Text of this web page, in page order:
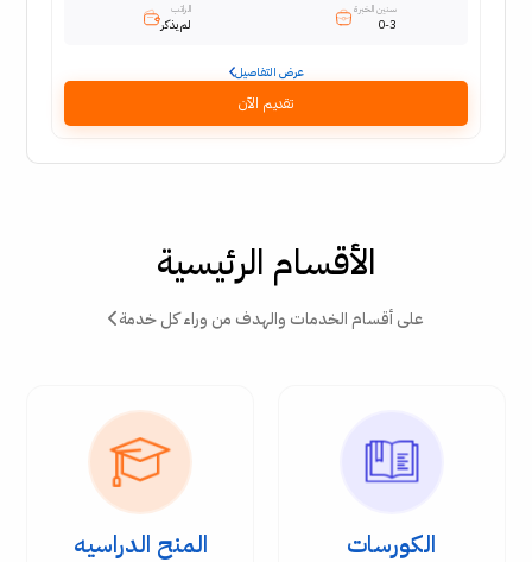
سنين الخبرة
0-3
الراتب
لم يذكر
عرض التفاصيل
تقديم الآن
الأقسام الرئيسية
على أقسام الخدمات والهدف من وراء كل خدمة
الكورسات المنح الدراسيه